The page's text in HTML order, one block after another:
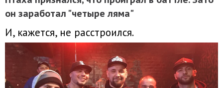
он заработал "четыре ляма"
И, кажется, не расстроился.